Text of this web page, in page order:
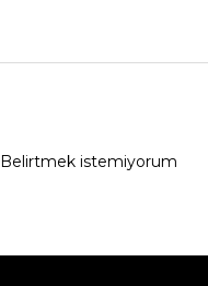
Belirtmek istemiyorum